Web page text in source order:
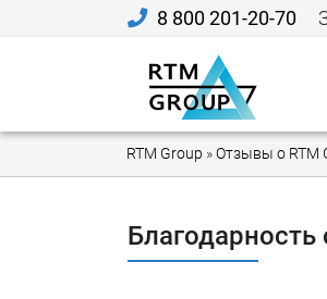
8 800 201-20-70
RTM Group »Отзывы о RTM